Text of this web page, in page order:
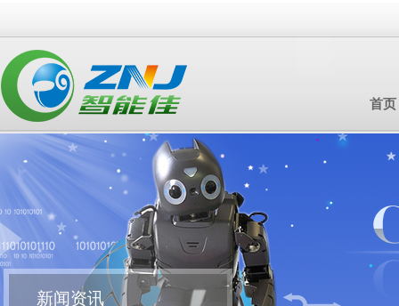
首页
新闻资讯